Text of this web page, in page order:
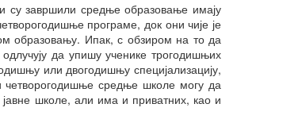
Конференција
„Предузетништво и програм
Еразмус+“
Конференција
„Microcredentials: What, Why,
Who and How?“
Преглед активности
су завршили средње образовање имају
програме, док они чије је
образовању. Ипак, с обзиром на то да
одлучују да упишу ученике трогодишњих
или двогодишњу специјализацију,
средње школе могу да
школе, али има и приватних, као и